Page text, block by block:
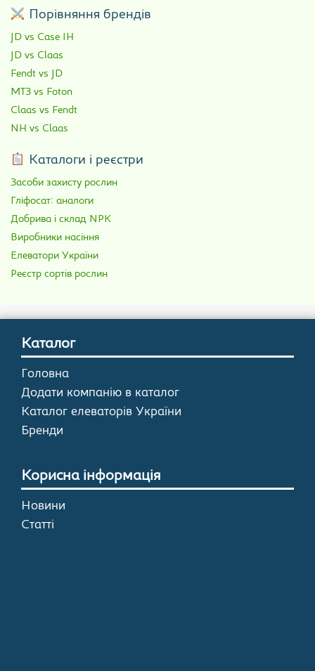
Порівняння брендів
JD vs Case IH
JD vs Claas
Fendt vs JD
МТЗ vs Foton
Claas vs Fendt
NH vs Claas
Каталоги і реєстри
Засоби захисту рослин
Гліфосат: аналоги
Добрива і склад NPK
Виробники насіння
Елеватори України
Реєстр сортів рослин
Каталог
Головна
Додати компанію в каталог
Каталог елеваторів України
Бренди
Корисна інформація
Новини
Статті